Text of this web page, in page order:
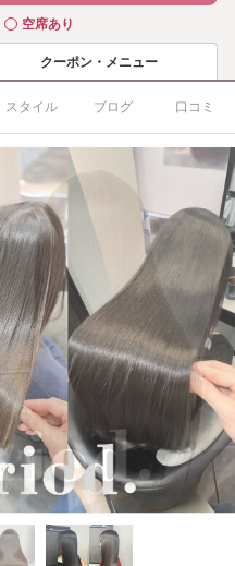
◯空席あり
クーポン・メニュー
スタイル ブログ 口コミ